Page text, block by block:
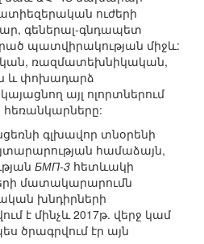
ուժերի
գեներալ-գնդապետ
պատվիրակության միջև:
ռազմատեխնիկական,
և փոխադարձ
այլ ոլորտներում
գլխավոր տնօրենի
համաձայն,
БМП-3 հետևակի
մատակարարումն
խնդիրների
է մինչև 2017թ. վերջ կամ
ծրագրվում էր այն